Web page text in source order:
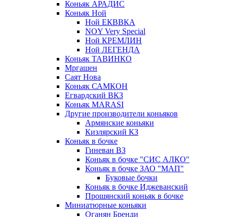
Коньяк АРАДИС
Коньяк Ной
Ной ЕКВВКА
NOY Very Special
Ной КРЕМЛИН
Ной ЛЕГЕНДА
Коньяк ТАВИНКО
Мргашен
Саят Нова
Коньяк САМКОН
Егвардский ВКЗ
Коньяк MARASI
Другие производители коньяков
Армянские коньяки
Кизлярский КЗ
Коньяк в бочке
Гиневан ВЗ
Коньяк в бочке "СИС АЛКО"
Коньяк в бочке ЗАО "МАП"
Буковые бочки
Коньяк в бочке Иджеванский
Прошянский коньяк в бочке
Миниатюрные коньяки
Оганян Бренди